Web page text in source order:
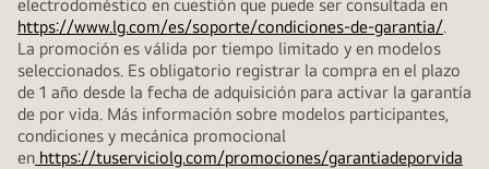
electrodoméstico en cuestión que puede ser consultada en
https://www.lg.com/es/soporte/condiciones-de-garantia/.
La promoción es válida por tiempo limitado y en modelos
seleccionados. Es obligatorio registrar la compra en el plazo
de 1 año desde la fecha de adquisición para activar la garantía
de por vida. Más información sobre modelos participantes,
condiciones y mecánica promocional
en https://tuserviciolg.com/promociones/garantiadeporvida